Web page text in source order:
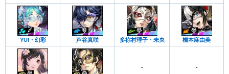
YUI・幻彩 芦谷真咲 多祢村理子・未央 橋本麻由美
- -